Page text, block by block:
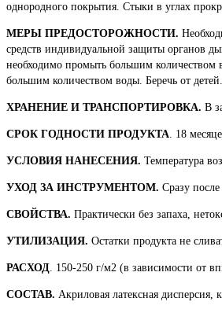
однородного покрытия. Стыки в углах
МЕРЫ ПРЕДОСТОРОЖНОСТИ.
средств индивидуальной защиты органов
необходимо промыть большим количеством
большим количеством воды. Беречь от детей.
ХРАНЕНИЕ И ТРАНСПОРТИРОВКА. В
СРОК ГОДНОСТИ ПРОДУКТА. 18
УСЛОВИЯ НАНЕСЕНИЯ. Температура
УХОД ЗА ИНСТРУМЕНТОМ. Сразу
СВОЙСТВА. Практически без запаха,
УТИЛИЗАЦИЯ. Остатки продукта не
РАСХОД. 150-250 г/м2 (в зависимости от
СОСТАВ. Акриловая латексная